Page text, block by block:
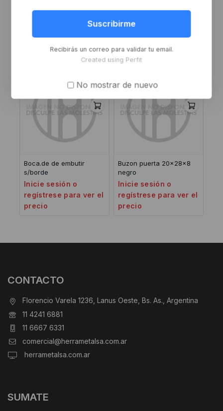
regístrese para ver el
Inicie sesión o
regístrese para ver el
precio
Boca.de de embutir
s/borde
Inicie sesión o
regístrese para ver el
precio
Buzon puerta 20x28x8
negro
Inicie sesión o
regístrese para ver el
precio
CONTACTO
Florencio Varela 1236, Lanus Oeste, Bs. As., Argentina
11 4241 6881
11 6667 6331
comercial@herrametalsa.com.ar
herrametalsa.com.ar
SUMATE
Suscribirme
Recibirás un correo para validar tu email.
Created using Perfit
No mostrar de nuevo